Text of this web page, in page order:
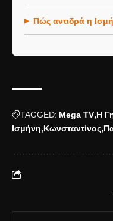
Πώς αντιδρά η
TAGGED: Mega TV Η
Ισμήνη Κωνσταντίνος